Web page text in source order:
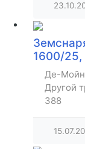
1600/
Де-
Другой
388